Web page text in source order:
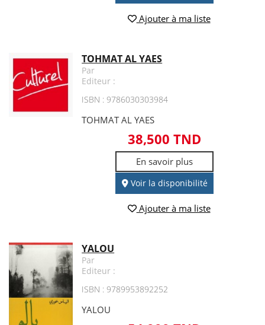
Ajouter à ma liste
TOHMAT AL YAES
Par
Editeur :
ISBN : 9786030303984
TOHMAT AL YAES
38,500 TND
En savoir plus
Voir la disponibilité
Ajouter à ma liste
YALOU
Par
Editeur :
ISBN : 9789953892252
YALOU